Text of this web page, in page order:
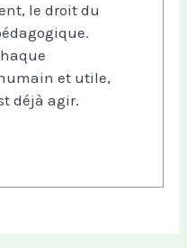
le droit du
et utile,
déjà agir.